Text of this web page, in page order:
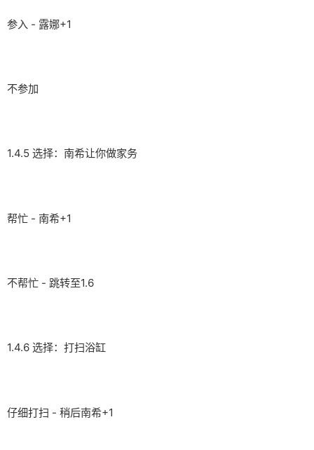
参入 - 露娜+1
不参加
1.4.5 选择：南希让你做家务
帮忙 - 南希+1
不帮忙 - 跳转至1.6
1.4.6 选择：打扫浴缸
仔细打扫 - 稍后南希+1